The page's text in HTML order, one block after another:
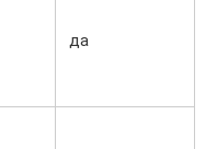
да